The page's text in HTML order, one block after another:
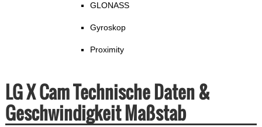
GLONASS
Gyroskop
Proximity
LG X Cam Technische Daten &
Geschwindigkeit Maßstab